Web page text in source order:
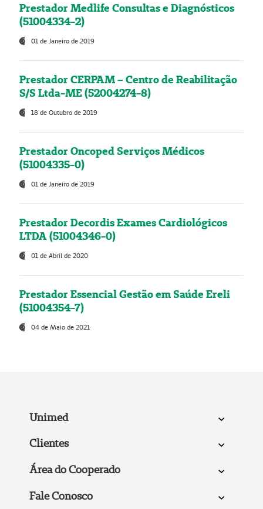
Prestador Medlife Consultas e Diagnósticos
(51004334-2)
01 de Janeiro de 2019
Prestador CERPAM – Centro de Reabilitação
S/S Ltda-ME (52004274-8)
18 de Outubro de 2019
Prestador Oncoped Serviços Médicos
(51004335-0)
01 de Janeiro de 2019
Prestador Decordis Exames Cardiológicos
LTDA (51004346-0)
01 de Abril de 2020
Prestador Essencial Gestão em Saúde Ereli
(51004354-7)
04 de Maio de 2021
Unimed
Clientes
Área do Cooperado
Fale Conosco